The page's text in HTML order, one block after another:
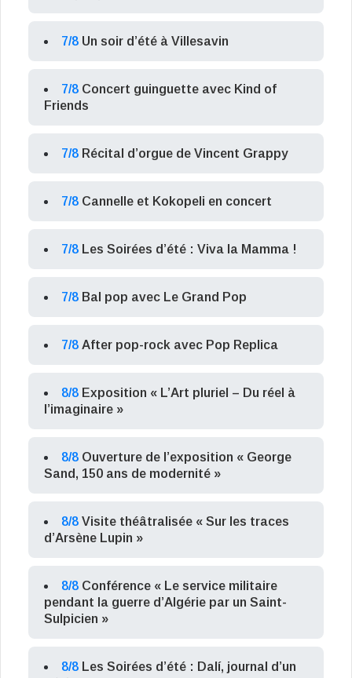
7/8 Un soir d’été à Villesavin
7/8 Concert guinguette avec Kind of
Friends
7/8 Récital d’orgue de Vincent Grappy
7/8 Cannelle et Kokopeli en concert
7/8 Les Soirées d’été : Viva la Mamma !
7/8 Bal pop avec Le Grand Pop
7/8 After pop-rock avec Pop Replica
8/8 Exposition « L’Art pluriel – Du réel à
l’imaginaire »
8/8 Ouverture de l’exposition « George
Sand, 150 ans de modernité »
8/8 Visite théâtralisée « Sur les traces
d’Arsène Lupin »
8/8 Conférence « Le service militaire
pendant la guerre d’Algérie par un Saint-
Sulpicien »
8/8 Les Soirées d’été : Dalí, journal d’un